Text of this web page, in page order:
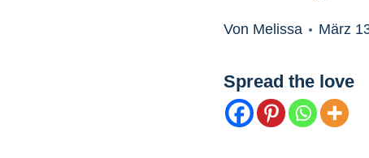
Von Melissa März
Spread the love